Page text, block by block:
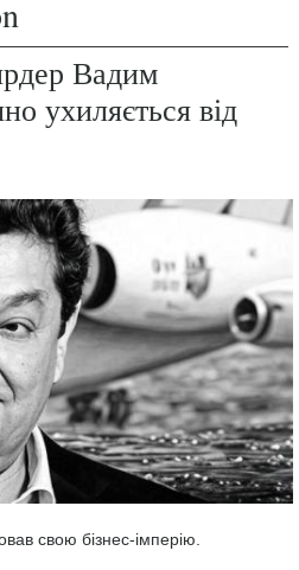
Вадим
ухиляється від
свою бізнес-імперію.